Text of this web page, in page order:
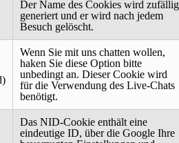
Der Name des Cookies wird zufällig
generiert und er wird nach jedem
Besuch gelöscht.
Wenn Sie mit uns chatten wollen,
haken Sie diese Option bitte
unbedingt an. Dieser Cookie wird
für die Verwendung des Live-Chats
benötigt.
Das NID-Cookie enthält eine
eindeutige ID, über die Google Ihre